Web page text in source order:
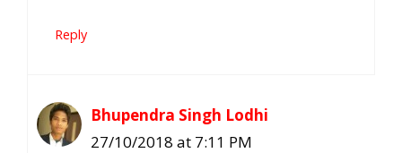
Reply
Bhupendra Singh Lodhi
27/10/2018 at 7:11 PM